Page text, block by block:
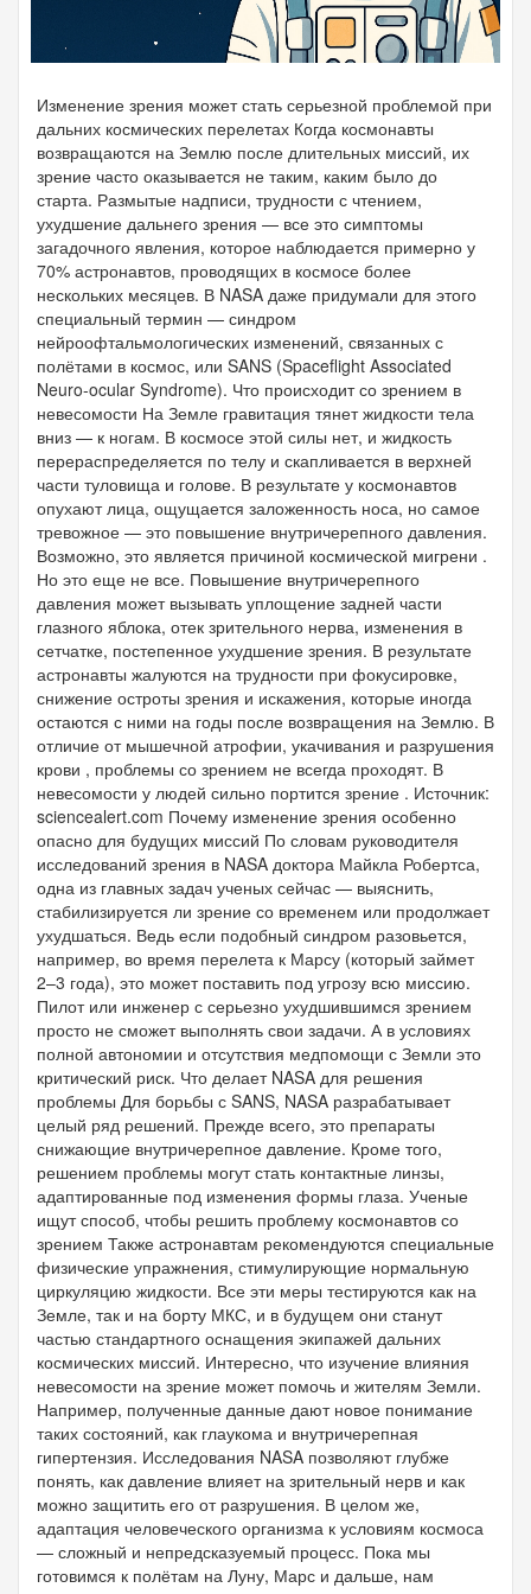
Изменение зрения может стать серьезной проблемой при
дальних космических перелетах Когда космонавты
возвращаются на Землю после длительных миссий, их
зрение часто оказывается не таким, каким было до
старта. Размытые надписи, трудности с чтением,
ухудшение дальнего зрения — все это симптомы
загадочного явления, которое наблюдается примерно у
70% астронавтов, проводящих в космосе более
нескольких месяцев. В NASA даже придумали для этого
специальный термин — синдром
нейроофтальмологических изменений, связанных с
полётами в космос, или SANS (Spaceflight Associated
Neuro-ocular Syndrome). Что происходит со зрением в
невесомости На Земле гравитация тянет жидкости тела
вниз — к ногам. В космосе этой силы нет, и жидкость
перераспределяется по телу и скапливается в верхней
части туловища и голове. В результате у космонавтов
опухают лица, ощущается заложенность носа, но самое
тревожное — это повышение внутричерепного давления.
Возможно, это является причиной космической мигрени .
Но это еще не все. Повышение внутричерепного
давления может вызывать уплощение задней части
глазного яблока, отек зрительного нерва, изменения в
сетчатке, постепенное ухудшение зрения. В результате
астронавты жалуются на трудности при фокусировке,
снижение остроты зрения и искажения, которые иногда
остаются с ними на годы после возвращения на Землю. В
отличие от мышечной атрофии, укачивания и разрушения
крови , проблемы со зрением не всегда проходят. В
невесомости у людей сильно портится зрение . Источник:
sciencealert.com Почему изменение зрения особенно
опасно для будущих миссий По словам руководителя
исследований зрения в NASA доктора Майкла Робертса,
одна из главных задач ученых сейчас — выяснить,
стабилизируется ли зрение со временем или продолжает
ухудшаться. Ведь если подобный синдром разовьется,
например, во время перелета к Марсу (который займет
2–3 года), это может поставить под угрозу всю миссию.
Пилот или инженер с серьезно ухудшившимся зрением
просто не сможет выполнять свои задачи. А в условиях
полной автономии и отсутствия медпомощи с Земли это
критический риск. Что делает NASA для решения
проблемы Для борьбы с SANS, NASA разрабатывает
целый ряд решений. Прежде всего, это препараты
снижающие внутричерепное давление. Кроме того,
решением проблемы могут стать контактные линзы,
адаптированные под изменения формы глаза. Ученые
ищут способ, чтобы решить проблему космонавтов со
зрением Также астронавтам рекомендуются специальные
физические упражнения, стимулирующие нормальную
циркуляцию жидкости. Все эти меры тестируются как на
Земле, так и на борту МКС, и в будущем они станут
частью стандартного оснащения экипажей дальних
космических миссий. Интересно, что изучение влияния
невесомости на зрение может помочь и жителям Земли.
Например, полученные данные дают новое понимание
таких состояний, как глаукома и внутричерепная
гипертензия. Исследования NASA позволяют глубже
понять, как давление влияет на зрительный нерв и как
можно защитить его от разрушения. В целом же,
адаптация человеческого организма к условиям космоса
— сложный и непредсказуемый процесс. Пока мы
готовимся к полётам на Луну, Марс и дальше, нам